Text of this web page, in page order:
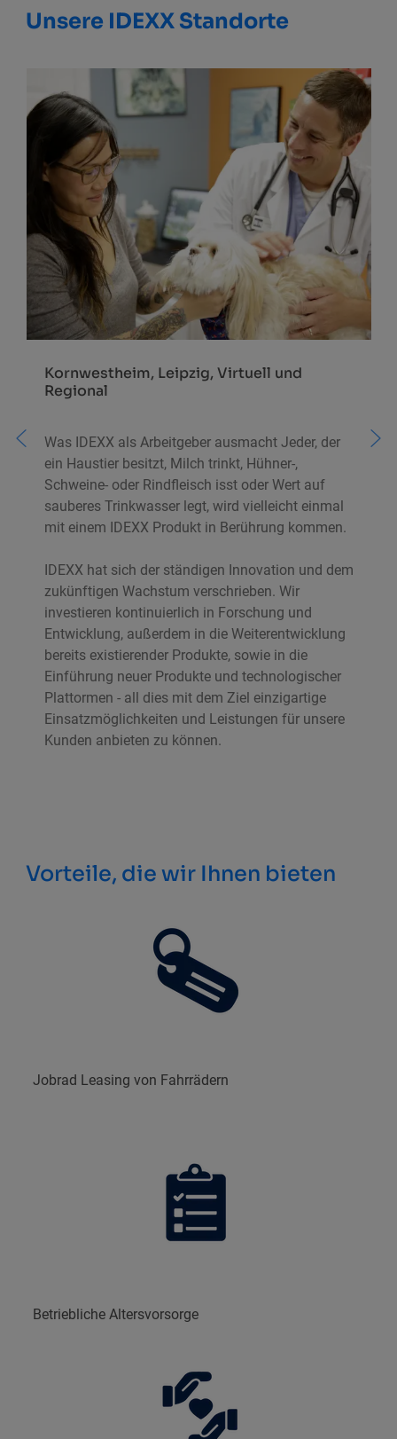
Unsere IDEXX Standorte
Kornwestheim, Leipzig, Virtuell und
Regional
Was IDEXX als Arbeitgeber ausmacht Jeder, der
ein Haustier besitzt, Milch trinkt, Hühner-,
Schweine- oder Rindfleisch isst oder Wert auf
sauberes Trinkwasser legt, wird vielleicht einmal
mit einem IDEXX Produkt in Berührung kommen.
IDEXX hat sich der ständigen Innovation und dem
zukünftigen Wachstum verschrieben. Wir
investieren kontinuierlich in Forschung und
Entwicklung, außerdem in die Weiterentwicklung
bereits existierender Produkte, sowie in die
Einführung neuer Produkte und technologischer
Plattormen - all dies mit dem Ziel einzigartige
Einsatzmöglichkeiten und Leistungen für unsere
Kunden anbieten zu können.
Vorteile, die wir Ihnen bieten
Jobrad Leasing von Fahrrädern
Betriebliche Altersvorsorge